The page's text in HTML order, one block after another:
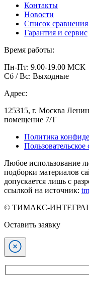
Контакты
Новости
Список сравнения
Гарантия и сервис
Время работы:
Пн-Пт: 9.00-19.00 МСК
Сб / Вс: Выходные
Адрес:
125315, г. Москва
помещение 7/Т
Политика
Пользовательское
Любое использование
подборки материалов
допускается лишь с
ссылкой на источник:
© ТИМАКС-
Оставить заявку